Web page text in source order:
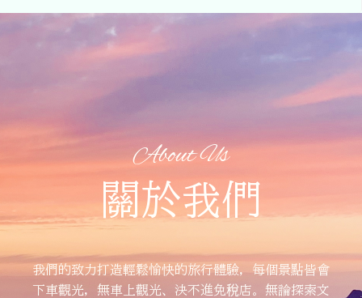
About Us
關於我們
我們的致力打造輕鬆愉快的旅行體驗，每個景點皆會
下車觀光，無車上觀光、決不進免稅店。無論探索文